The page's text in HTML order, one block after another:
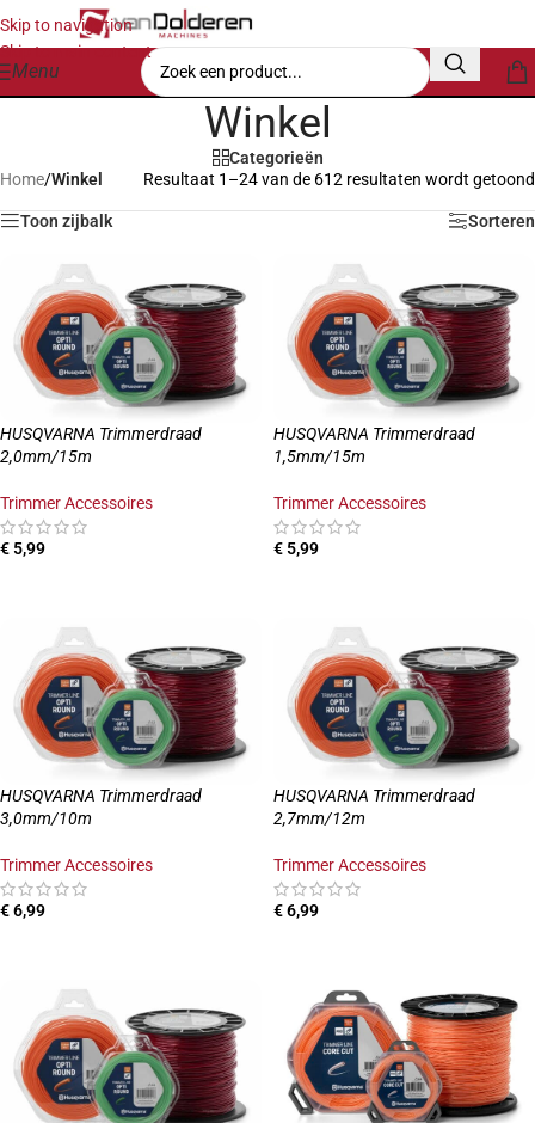
Skip to navigation
Skip to main content
Menu
Winkel
Categorieën
Home/Winkel Resultaat 1–24 van de 612 resultaten wordt getoond
Toon zijbalk Sorteren
HUSQVARNA Trimmerdraad
2,0mm/15m
Trimmer Accessoires
€ 5,99
HUSQVARNA Trimmerdraad
1,5mm/15m
Trimmer Accessoires
€ 5,99
HUSQVARNA Trimmerdraad
3,0mm/10m
Trimmer Accessoires
€6,99
HUSQVARNA Trimmerdraad
2,7mm/12m
Trimmer Accessoires
€6,99